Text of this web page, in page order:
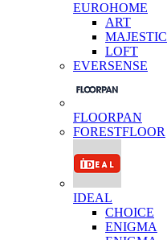
EUROHOME
ART
MAJESTIC
LOFT
EVERSENSE
FLOORPAN
FORESTFLOOR
IDEAL
CHOICE
ENIGMA